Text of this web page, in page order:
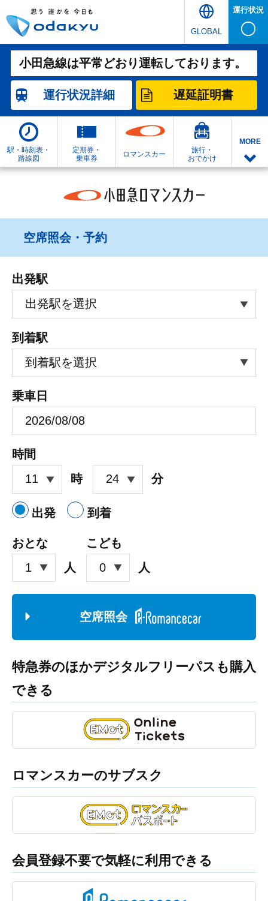
GLOBAL
運行状況
小田急線は平常どおり運転しております。
運行状況詳細 遅延証明書
駅・時刻表・
路線図
定期券・
乗車券
ロマンスカー
旅行・
おでかけ
MORE
空席照会・予約
出発駅
到着駅
乗車日
時間
時
分
出発 到着
おとな
人
こども
人
空席照会
特急券のほかデジタルフリーパスも購入
できる
ロマンスカーのサブスク
会員登録不要で気軽に利用できる